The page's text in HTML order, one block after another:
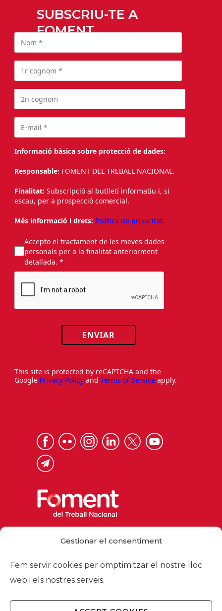
Gestionar el consentiment
Fem servir cookies per omptimitzar el nostre lloc
web i els nostres serveis.
SUBSCRIU-TE A
FOMENT
Informació bàsica sobre protecció de dades:
Responsable: FOMENT DEL TREBALL NACIONAL.
Finalitat: Subscripció al butlletí informatiu i, si
escau, per a prospecció comercial.
Més informació i drets: Política de privacitat.
Accepto el tractament de les meves dades
personals per a la finalitat anteriorment
detallada. *
ENVIAR
This site is protected by reCAPTCHA and the
Google Privacy Policy and Terms of Service apply.
foment@foment.com